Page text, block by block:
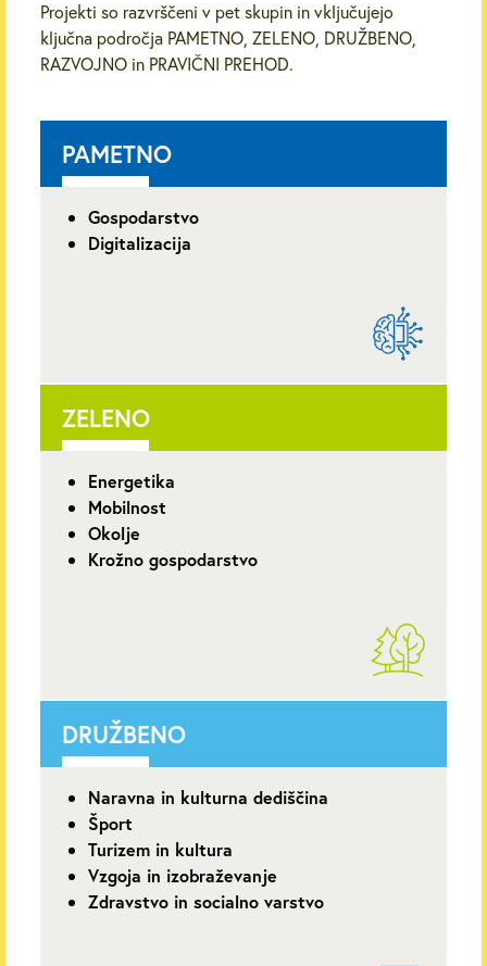
Projekti so razvrščeni v pet skupin in vključujejo
ključna področja PAMETNO, ZELENO, DRUŽBENO,
RAZVOJNO in PRAVIČNI PREHOD.
PAMETNO
Gospodarstvo
Digitalizacija
ZELENO
Energetika
Mobilnost
Okolje
Krožno gospodarstvo
DRUŽBENO
Naravna in kulturna dediščina
Šport
Turizem in kultura
Vzgoja in izobraževanje
Zdravstvo in socialno varstvo